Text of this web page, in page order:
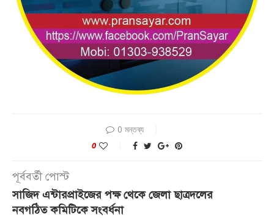
0 মন্তব্য
0
পূর্ববর্তী পোস্ট
সাজিদ এন্টারপ্রাইজের পক্ষ থেকে জেলা ছাত্রদলের
নবগঠিত কমিটিকে সংবর্ধনা